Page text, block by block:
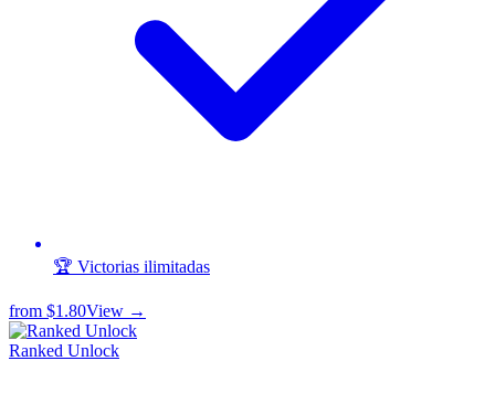
🏆 Victorias ilimitadas
from $1.80View →
Ranked Unlock